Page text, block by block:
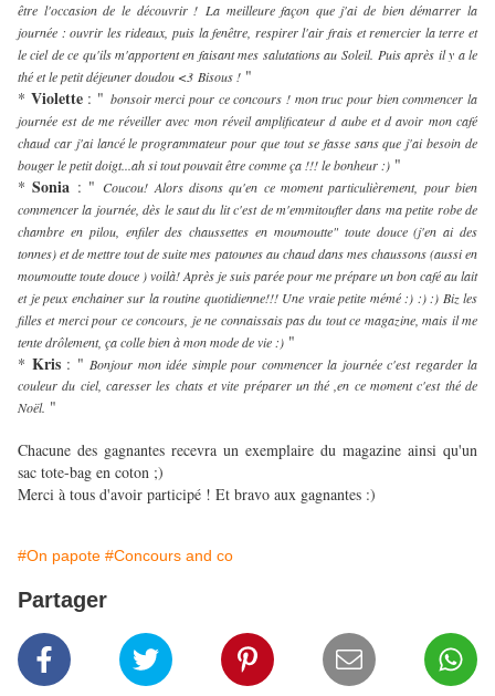
être l'occasion de le découvrir ! La meilleure façon que j'ai de bien démarrer la
journée : ouvrir les rideaux, puis la fenêtre, respirer l'air frais et remercier la terre et
le ciel de ce qu'ils m'apportent en faisant mes salutations au Soleil. Puis après il y a le
thé et le petit déjeuner doudou <3 Bisous ! "
* Violette: " bonsoir merci pour ce concours ! mon truc pour bien commencer la
journée est de me réveiller avec mon réveil amplificateur d aube et d avoir mon café
chaud car j'ai lancé le programmateur pour que tout se fasse sans que j'ai besoin de
bouger le petit doigt...ah si tout pouvait être comme ça !!! le bonheur :) "
*Sonia : "Coucou! Alors disons qu'en ce moment particulièrement, pour bien
commencer la journée, dès le saut du lit c'est de m'emmitoufler dans ma petite robe de
chambre en pilou, enfiler des chaussettes en moumoutte" toute douce (j'en ai des
tonnes) et de mettre tout de suite mes patounes au chaud dans mes chaussons (aussi en
moumoutte toute douce ) voilà! Après je suis parée pour me prépare un bon café au lait
et je peux enchainer sur la routine quotidienne!!! Une vraie petite mémé :) :) :) Biz les
filles et merci pour ce concours, je ne connaissais pas du tout ce magazine, mais il me
tente drôlement, ça colle bien à mon mode de vie :) "
* Kris: " Bonjour mon idée simple pour commencer la journée c'est regarder la
couleur du ciel, caresser les chats et vite préparer un thé ,en ce moment c'est thé de
Noël. "
Chacune des gagnantes recevra un exemplaire du magazine ainsi qu'un
sac tote-bag en coton ;)
Merci à tous d'avoir participé ! Et bravo aux gagnantes :)
#On papote #Concours and co
Partager